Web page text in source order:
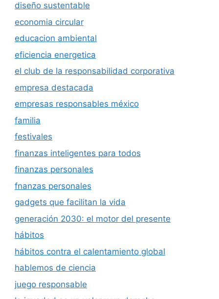
diseño sustentable
economia circular
educacion ambiental
eficiencia energetica
el club de la responsabilidad corporativa
empresa destacada
empresas responsables méxico
familia
festivales
finanzas inteligentes para todos
finanzas personales
fnanzas personales
gadgets que facilitan la vida
generación 2030: el motor del presente
hábitos
hábitos contra el calentamiento global
hablemos de ciencia
juego responsable